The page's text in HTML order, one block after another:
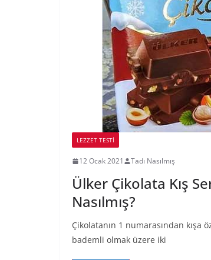
LEZZET TESTI
12 Ocak 2021 Tadı Nasılmış
Ülker Çikolata Kış
Nasılmış?
Çikolatanın 1 numarasından kışa
bademli olmak üzere iki